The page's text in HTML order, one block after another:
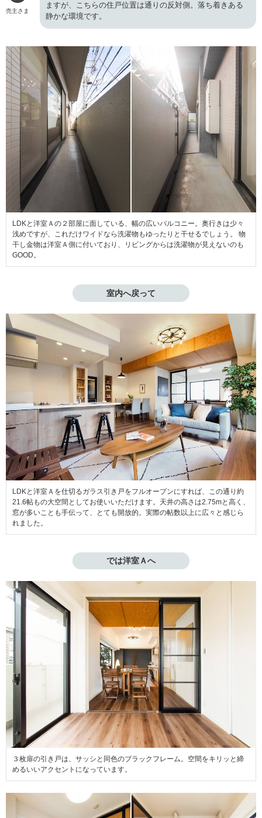
売主さま
ますが、こちらの住戸位置は通りの反対側。落ち着きある
静かな環境です。
LDKと洋室Ａの２部屋に面している、幅の広いバルコニー。奥行きは少々
浅めですが、これだけワイドなら洗濯物もゆったりと干せるでしょう。 物
干し金物は洋室Ａ側に付いており、リビングからは洗濯物が見えないのも
GOOD。
室内へ戻って
LDKと洋室Ａを仕切るガラス引き戸をフルオープンにすれば、この通り約
21.6帖もの大空間としてお使いいただけます。天井の高さは2.75mと高く、
窓が多いことも手伝って、とても開放的。実際の帖数以上に広々と感じら
れました。
では洋室Ａへ
３枚扉の引き戸は、サッシと同色のブラックフレーム。空間をキリッと締
めるいいアクセントになっています。